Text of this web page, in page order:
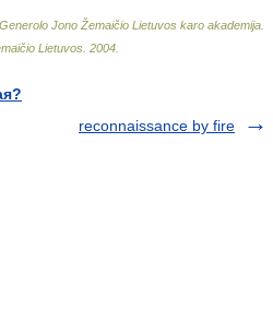
Jono Žemaičio Lietuvos karo akademija
Lietuvos 2004
reconnaissance by fire